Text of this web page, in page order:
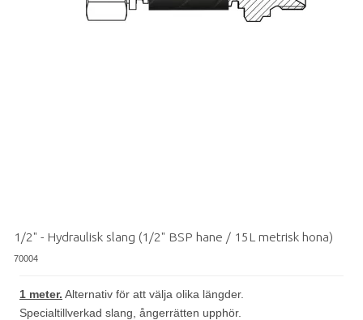
1/2" - Hydraulisk slang (1/2" BSP hane / 15L metrisk hona)
70004
1 meter. Alternativ för att välja olika längder.
Specialtillverkad slang, ångerrätten upphör.